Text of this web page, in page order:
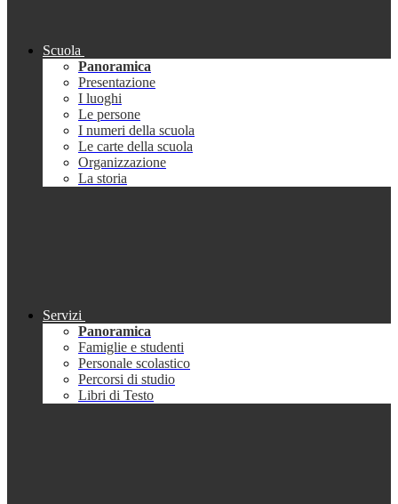
Scuola
Panoramica
Presentazione
I luoghi
Le persone
I numeri della scuola
Le carte della scuola
Organizzazione
La storia
Servizi
Panoramica
Famiglie e studenti
Personale scolastico
Percorsi di studio
Libri di Testo